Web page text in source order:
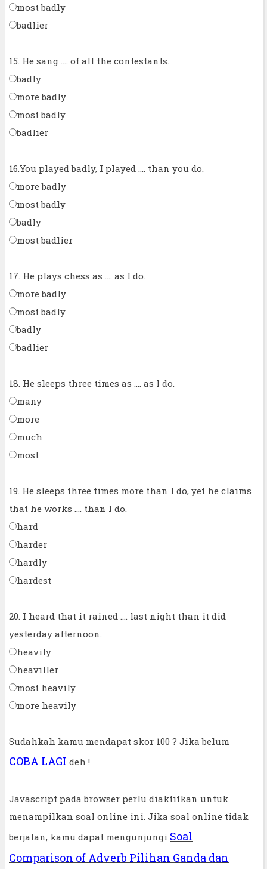
most badly
badlier
15. He sang .... of all the contestants.
badly
more badly
most badly
badlier
16.You played badly, I played .... than you do.
more badly
most badly
badly
most badlier
17. He plays chess as .... as I do.
more badly
most badly
badly
badlier
18. He sleeps three times as .... as I do.
many
more
much
most
19. He sleeps three times more than I do, yet he claims
that he works .... than I do.
hard
harder
hardly
hardest
20. I heard that it rained .... last night than it did
yesterday afternoon.
heavily
heaviller
most heavily
more heavily
Sudahkah kamu mendapat skor 100 ? Jika belum
COBA LAGI deh !
Javascript pada browser perlu diaktifkan untuk
menampilkan soal online ini. Jika soal online tidak
berjalan, kamu dapat mengunjungi Soal
Comparison of Adverb Pilihan Ganda dan